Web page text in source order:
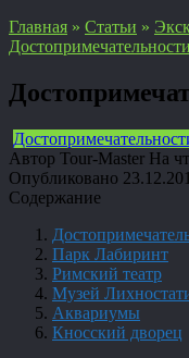
Главная » Статьи »
Достопримечательности
Автор Tour-Master На
Опубликовано
Содержание
Парк Лабиринт
Римский театр
Музей
Аквариумы
Кносский дворец